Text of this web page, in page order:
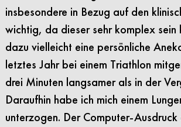
insbesondere in Bezug auf den
wichtig, da dieser sehr komplex sein
dazu vielleicht eine persönliche
letztes Jahr bei einem Triathlon
drei Minuten langsamer als in der
Daraufhin habe ich mich einem
unterzogen. Der Computer-Ausdruck